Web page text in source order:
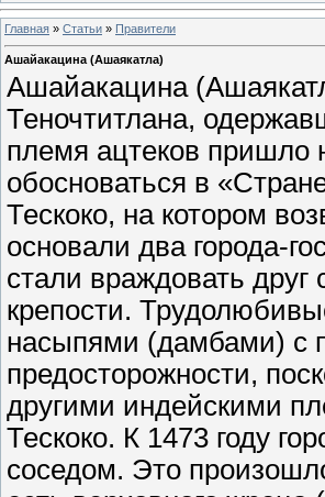
Главная » Статьи » Правители
Ашайакацина (Ашаякатла)
Ашайакацина
Теночтитлана,
племя ацтеков пришло
обосноваться в
Тескоко, на котором
основали два города-
стали враждовать
крепости.
насыпями (дамбами) с
предосторожности,
другими индейскими
Тескоко. К 1473 году
соседом. Это